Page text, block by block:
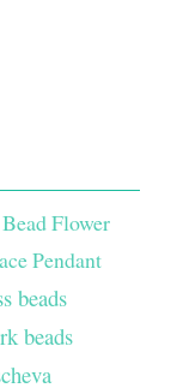
Flower
Pendant
beads
beads